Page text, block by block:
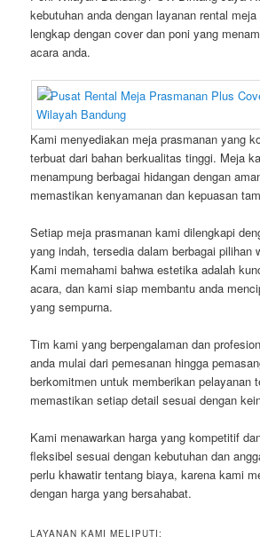
kebutuhan anda dengan layanan rental
lengkap dengan cover dan poni yang
acara anda.
Kami menyediakan meja prasmanan yang
terbuat dari bahan berkualitas tinggi. Meja
menampung berbagai hidangan dengan
memastikan kenyamanan dan kepuasan
Setiap meja prasmanan kami dilengkapi
yang indah, tersedia dalam berbagai pilihan
Kami memahami bahwa estetika adalah
acara, dan kami siap membantu anda
yang sempurna.
Tim kami yang berpengalaman dan
anda mulai dari pemesanan hingga
berkomitmen untuk memberikan pelayanan
memastikan setiap detail sesuai dengan
Kami menawarkan harga yang kompetitif
fleksibel sesuai dengan kebutuhan dan
perlu khawatir tentang biaya, karena kami
dengan harga yang bersahabat.
LAYANAN KAMI MELIPUTI: